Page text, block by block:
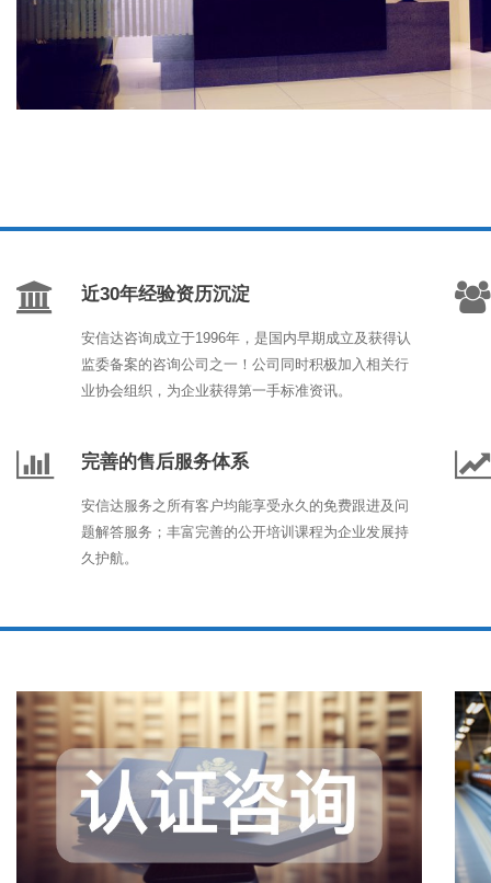
近30年经验资历沉淀
安信达咨询成立于1996年，是国内早期成立及获得认
监委备案的咨询公司之一！公司同时积极加入相关行
业协会组织，为企业获得第一手标准资讯。
完善的售后服务体系
安信达服务之所有客户均能享受永久的免费跟进及问
题解答服务；丰富完善的公开培训课程为企业发展持
久护航。